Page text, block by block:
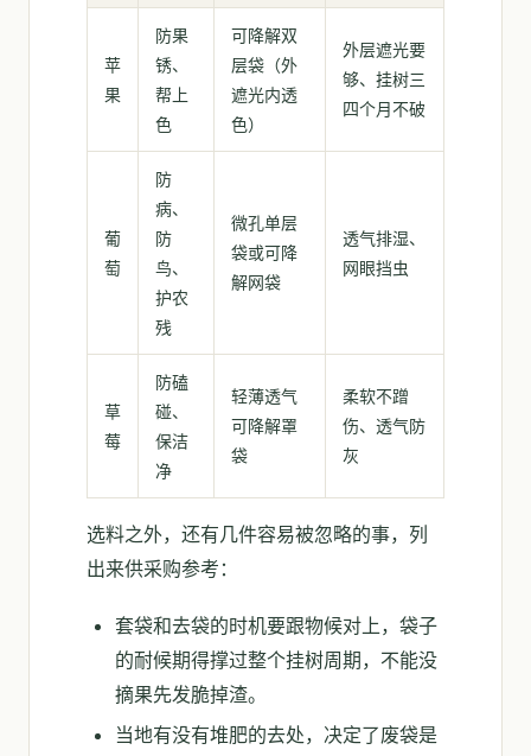
苹
果
防果
锈、
帮上
色
可降解双
层袋（外
遮光内透
色）
外层遮光要
够、挂树三
四个月不破
葡
萄
防
病、
防
鸟、
护农
残
微孔单层
袋或可降
解网袋
透气排湿、
网眼挡虫
草
莓
防磕
碰、
保洁
净
轻薄透气
可降解罩
袋
柔软不蹭
伤、透气防
灰
选料之外，还有几件容易被忽略的事，列
出来供采购参考：
套袋和去袋的时机要跟物候对上，袋子
的耐候期得撑过整个挂树周期，不能没
摘果先发脆掉渣。
当地有没有堆肥的去处，决定了废袋是